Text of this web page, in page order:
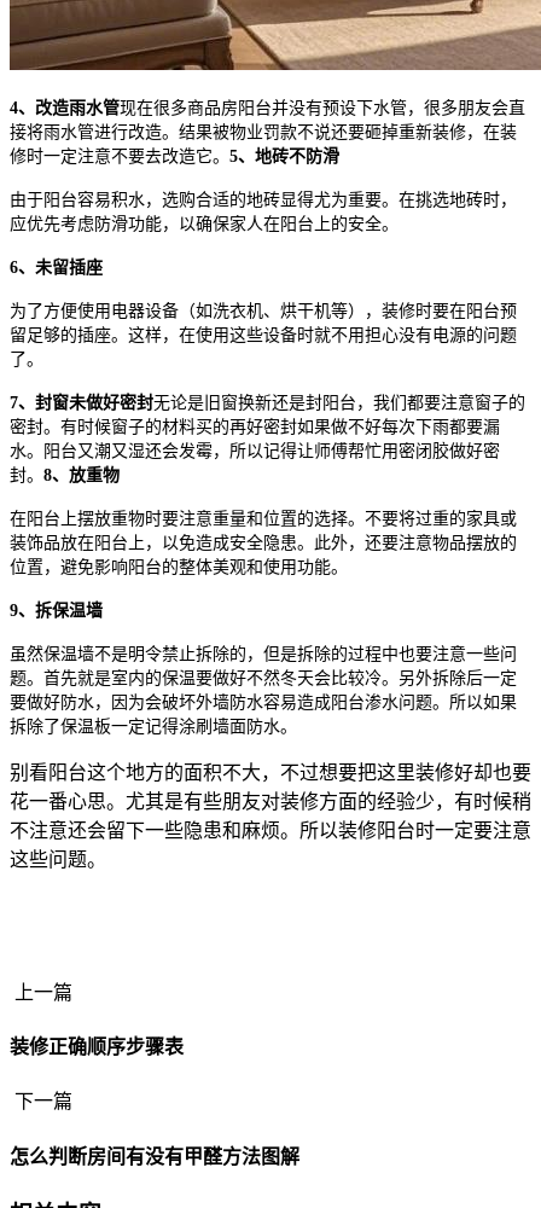
4、改造雨水管现在很多商品房阳台并没有预设下水管，很多朋友会直
接将雨水管进行改造。结果被物业罚款不说还要砸掉重新装修，在装
修时一定注意不要去改造它。 5、地砖不防滑
由于阳台容易积水，选购合适的地砖显得尤为重要。在挑选地砖时，
应优先考虑防滑功能，以确保家人在阳台上的安全。
6、未留插座
为了方便使用电器设备（如洗衣机、烘干机等），装修时要在阳台预
留足够的插座。这样，在使用这些设备时就不用担心没有电源的问题
了。
7、封窗未做好密封无论是旧窗换新还是封阳台，我们都要注意窗子的
密封。有时候窗子的材料买的再好密封如果做不好每次下雨都要漏
水。阳台又潮又湿还会发霉，所以记得让师傅帮忙用密闭胶做好密
封。 8、放重物
在阳台上摆放重物时要注意重量和位置的选择。不要将过重的家具或
装饰品放在阳台上，以免造成安全隐患。此外，还要注意物品摆放的
位置，避免影响阳台的整体美观和使用功能。
9、拆保温墙
虽然保温墙不是明令禁止拆除的，但是拆除的过程中也要注意一些问
题。首先就是室内的保温要做好不然冬天会比较冷。另外拆除后一定
要做好防水，因为会破坏外墙防水容易造成阳台渗水问题。所以如果
拆除了保温板一定记得涂刷墙面防水。
别看阳台这个地方的面积不大，不过想要把这里装修好却也要
花一番心思。 尤其是有些朋友对装修方面的经验少，有时候稍
不注意还会留下一些隐患和麻烦。 所以装修阳台时一定要注意
这些问题。
上一篇
装修正确顺序步骤表
下一篇
怎么判断房间有没有甲醛方法图解